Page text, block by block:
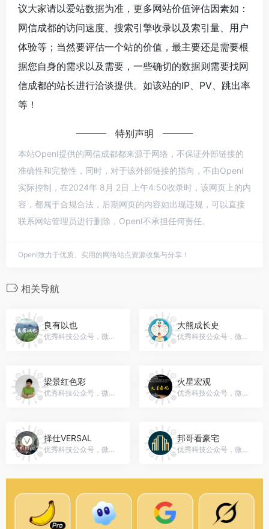
议大家请以爱站数据为准，更多网站价值评估因素如：
网信成都的访问速度、搜索引擎收录以及索引量、用户
体验等；当然要评估一个站的价值，最主要还是需要根
据您自身的需求以及需要，一些确切的数据则需要找网
信成都的站长进行洽谈提供。如该站的IP、PV、跳出率
等！
特别声明
本站OpenI提供的网信成都都来源于网络，不保证外部链接的
准确性和完整性，同时，对于该外部链接的指向，不由OpenI
实际控制，在2024年 8月 2日 上午4:50收录时，该网页上的内
容，都属于合规合法，后期网页的内容如出现违规，可以直接
联系网站管理员进行删除，OpenI不承担任何责任。
OpenI致力于优质、实用的网络站点资源收集与分享！
相关导航
良有以也
优秀科技公众号，微信号：gh_c962cdaf8e4b
大熊成长史
优秀科技公众号，微信号：gh_bc91ee78501f
梁景红色彩
优秀科技公众号，微信号：gh_d7bb3528775a
火星宏观
优秀科技公众号，微信号：gh_56d30e772996
择仕VERSAL
优秀科技公众号，微信号：gh_c6bf5d76a16a
邦哥看豪宅
优秀科技公众号，微信号：BangGeTV